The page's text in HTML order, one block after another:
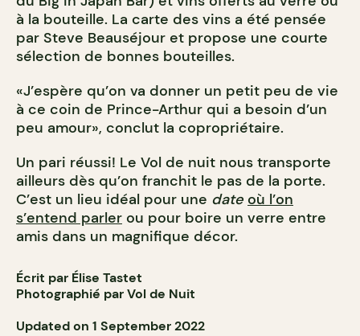
à la bouteille. La carte des vins a été pensée
par Steve Beauséjour et propose une courte
sélection de bonnes bouteilles.
«J’espère qu’on va donner un petit peu de vie
à ce coin de Prince-Arthur qui a besoin d’un
peu amour», conclut la copropriétaire.
Un pari réussi! Le Vol de nuit nous transporte
ailleurs dès qu’on franchit le pas de la porte.
C’est un lieu idéal pour une date où l’on
s’entend parler ou pour boire un verre entre
amis dans un magnifique décor.
Écrit par Élise Tastet
Photographié par Vol de Nuit
Updated on 1 September 2022